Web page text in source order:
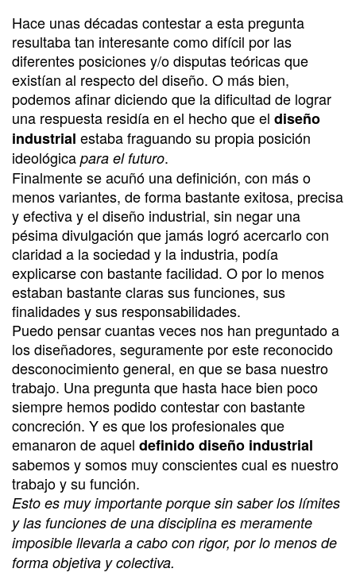
Hace unas décadas contestar a esta pregunta
resultaba tan interesante como difícil por las
diferentes posiciones y/o disputas teóricas que
existían al respecto del diseño. O más bien,
podemos afinar diciendo que la dificultad de lograr
una respuesta residía en el hecho que el diseño
industrial estaba fraguando su propia posición
ideológica para el futuro.
Finalmente se acuñó una definición, con más o
menos variantes, de forma bastante exitosa, precisa
y efectiva y el diseño industrial, sin negar una
pésima divulgación que jamás logró acercarlo con
claridad a la sociedad y la industria, podía
explicarse con bastante facilidad. O por lo menos
estaban bastante claras sus funciones, sus
finalidades y sus responsabilidades.
Puedo pensar cuantas veces nos han preguntado a
los diseñadores, seguramente por este reconocido
desconocimiento general, en que se basa nuestro
trabajo. Una pregunta que hasta hace bien poco
siempre hemos podido contestar con bastante
concreción. Y es que los profesionales que
emanaron de aquel definido diseño industrial
sabemos y somos muy conscientes cual es nuestro
trabajo y su función.
Esto es muy importante porque sin saber los límites
y las funciones de una disciplina es meramente
imposible llevarla a cabo con rigor, por lo menos de
forma objetiva y colectiva.